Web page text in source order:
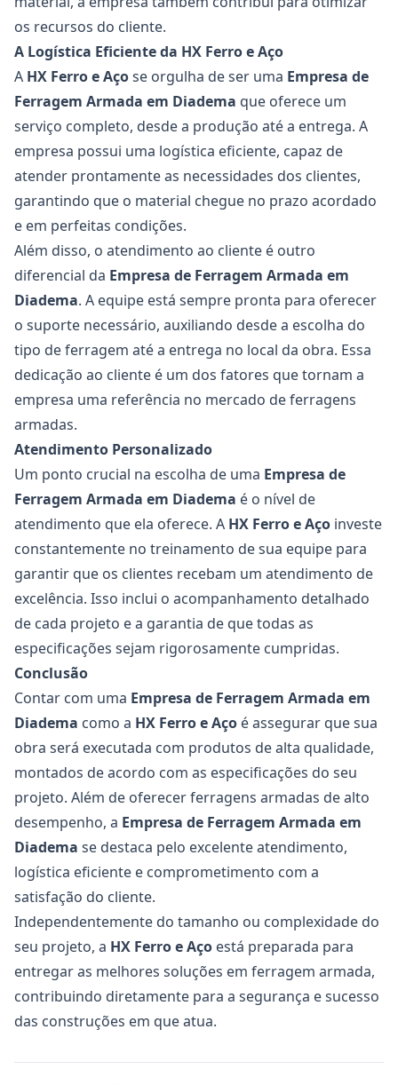
os recursos do cliente.
A Logística Eficiente da HX Ferro e Aço
A HX Ferro e Açose orgulha de ser uma Empresa de
Ferragem Armada em Diadema que oferece um
serviço completo, desde a produção até a entrega. A
empresa possui uma logística eficiente, capaz de
atender prontamente as necessidades dos clientes,
garantindo que o material chegue no prazo acordado
e em perfeitas condições.
Além disso, o atendimento ao cliente é outro
diferencial da Empresa de Ferragem Armada em
Diadema. A equipe está sempre pronta para oferecer
o suporte necessário, auxiliando desde a escolha do
tipo de ferragem até a entrega no local da obra. Essa
dedicação ao cliente é um dos fatores que tornam a
empresa uma referência no mercado de ferragens
armadas.
Atendimento Personalizado
Um ponto crucial na escolha de uma Empresa de
Ferragem Armada em Diadema é o nível de
atendimento que ela oferece. A HX Ferro e Aço investe
constantemente no treinamento de sua equipe para
garantir que os clientes recebam um atendimento de
excelência. Isso inclui o acompanhamento detalhado
de cada projeto e a garantia de que todas as
especificações sejam rigorosamente cumpridas.
Conclusão
Contar com uma Empresa de Ferragem Armada em
Diadema como a HX Ferro e Aço é assegurar que sua
obra será executada com produtos de alta qualidade,
montados de acordo com as especificações do seu
projeto. Além de oferecer ferragens armadas de alto
desempenho, a Empresa de Ferragem Armada em
Diadema se destaca pelo excelente atendimento,
logística eficiente e comprometimento com a
satisfação do cliente.
Independentemente do tamanho ou complexidade do
seu projeto, a HX Ferro e Aço está preparada para
entregar as melhores soluções em ferragem armada,
contribuindo diretamente para a segurança e sucesso
das construções em que atua.